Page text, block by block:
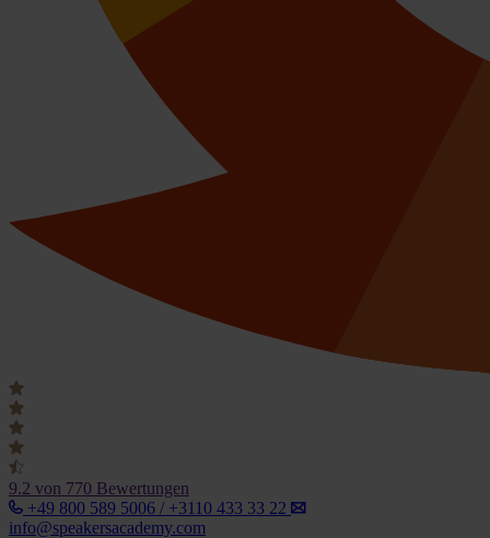
9.2 von 770 Bewertungen
+49 800 589 5006 / +3110 433 33 22
info@speakersacademy.com